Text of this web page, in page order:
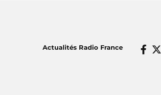
Actualités Radio France